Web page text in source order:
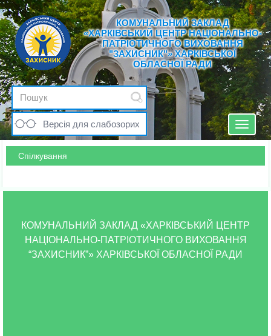
КОМУНАЛЬНИЙ ЗАКЛАД
«ХАРКІВСЬКИЙ ЦЕНТР НАЦІОНАЛЬНО-
ПАТРІОТИЧНОГО ВИХОВАННЯ
"ЗАХИСНИК"» ХАРКІВСЬКОЇ
ОБЛАСНОЇ РАДИ
Версія для слабозорих
Toggle
Спілкування
КОМУНАЛЬНИЙ ЗАКЛАД «ХАРКІВСЬКИЙ ЦЕНТР
НАЦІОНАЛЬНО-ПАТРІОТИЧНОГО ВИХОВАННЯ
“ЗАХИСНИК”» ХАРКІВСЬКОЇ ОБЛАСНОЇ РАДИ